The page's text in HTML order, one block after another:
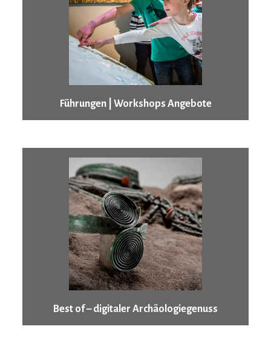
Führungen | Workshops Angebote
Best of – digitaler Archäologiegenuss